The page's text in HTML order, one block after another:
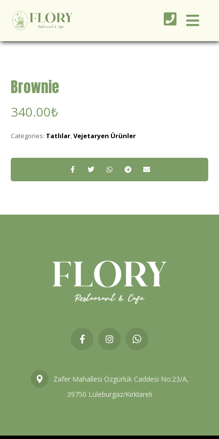
Brownie
340.00₺
Categories: Tatlılar,Vejetaryen Ürünler
Zafer Mahallesi Özgürlük Caddesi No:23/A,
39750 Lüleburgaz/Kırklareli